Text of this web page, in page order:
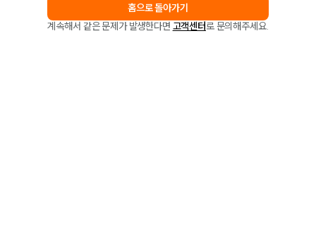
홈으로 돌아가기
계속해서 같은 문제가 발생한다면 고객센터로 문의해주세요.